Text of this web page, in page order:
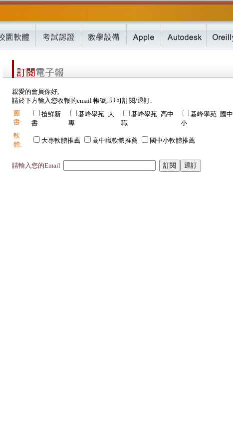
親愛的會員你好,
請於下方輸入您收報的email 帳號, 即可訂閱/退訂.
圖
書:
搶鮮新
書
碁峰學苑_大
專
碁峰學苑_高中
職
碁峰學苑_國中
小
軟
體:
大專軟體推薦 高中職軟體推薦 國中小軟體推薦
請輸入您的Email